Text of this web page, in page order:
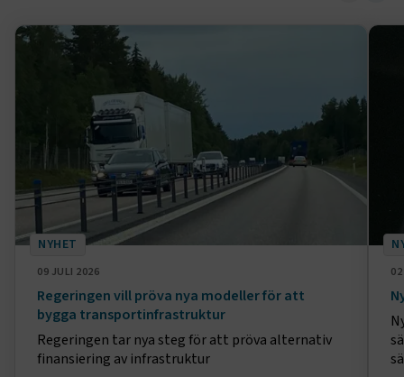
NYHET
09 JULI 2026
Regeringen vill pröva nya modeller för att
bygga transportinfrastruktur
Regeringen tar nya steg för att pröva alternativ
finansiering av infrastruktur